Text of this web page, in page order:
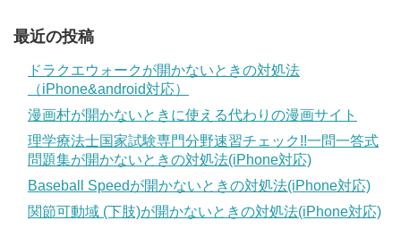
最近の投稿
ドラクエウォークが開かないときの対処法
（iPhone&android対応）
漫画村が開かないときに使える代わりの漫画サイト
理学療法士国家試験専門分野速習チェック!!一問一答式
問題集が開かないときの対処法(iPhone対応)
Baseball Speedが開かないときの対処法(iPhone対応)
関節可動域 (下肢)が開かないときの対処法(iPhone対応)